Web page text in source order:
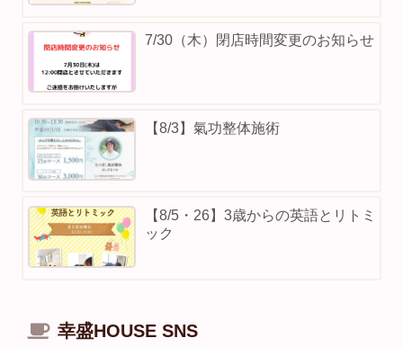
7/30（木）閉店時間変更のお知らせ
【8/3】⁡氣功整体施術
【8/5・26】3歳からの英語とリトミ
ック
幸盛HOUSE SNS